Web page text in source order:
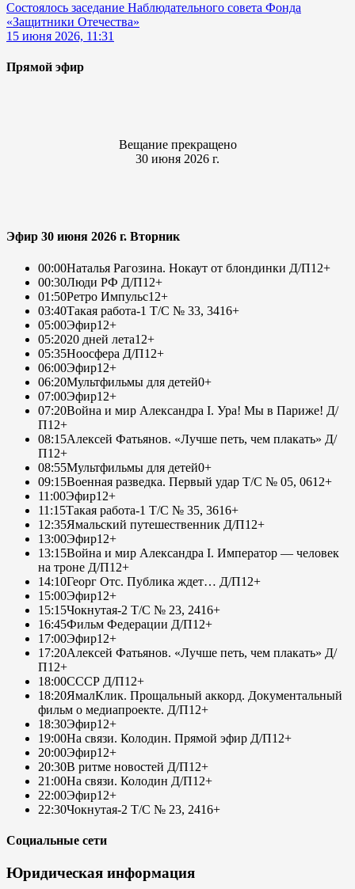
Состоялось заседание Наблюдательного совета Фонда
«Защитники Отечества»
15 июня 2026, 11:31
Прямой эфир
Вещание прекращено
30 июня 2026 г.
Эфир 30 июня 2026 г. Вторник
00:00Наталья Рагозина. Нокаут от блондинки Д/П12+
00:30Люди РФ Д/П12+
01:50Ретро Импульс12+
03:40Такая работа-1 Т/С № 33, 3416+
05:00Эфир12+
05:2020 дней лета12+
05:35Ноосфера Д/П12+
06:00Эфир12+
06:20Мультфильмы для детей0+
07:00Эфир12+
07:20Война и мир Александра I. Ура! Мы в Париже! Д/
П12+
08:15Алексей Фатьянов. «Лучше петь, чем плакать» Д/
П12+
08:55Мультфильмы для детей0+
09:15Военная разведка. Первый удар Т/С № 05, 0612+
11:00Эфир12+
11:15Такая работа-1 Т/С № 35, 3616+
12:35Ямальский путешественник Д/П12+
13:00Эфир12+
13:15Война и мир Александра I. Император — человек
на троне Д/П12+
14:10Георг Отс. Публика ждет… Д/П12+
15:00Эфир12+
15:15Чокнутая-2 Т/С № 23, 2416+
16:45Фильм Федерации Д/П12+
17:00Эфир12+
17:20Алексей Фатьянов. «Лучше петь, чем плакать» Д/
П12+
18:00СССР Д/П12+
18:20ЯмалКлик. Прощальный аккорд. Документальный
фильм о медиапроекте. Д/П12+
18:30Эфир12+
19:00На связи. Колодин. Прямой эфир Д/П12+
20:00Эфир12+
20:30В ритме новостей Д/П12+
21:00На связи. Колодин Д/П12+
22:00Эфир12+
22:30Чокнутая-2 Т/С № 23, 2416+
Социальные сети
Юридическая информация